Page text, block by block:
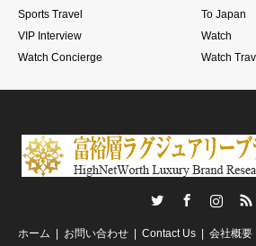
Sports Travel
To Japan
VIP Interview
Watch
Watch Concierge
Watch
RSS
ホーム お問い合わせ Contact Us 会社概要